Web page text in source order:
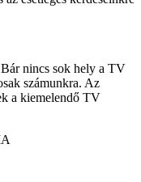
nincs sok hely a TV
számunkra. Az
a kiemelendő TV